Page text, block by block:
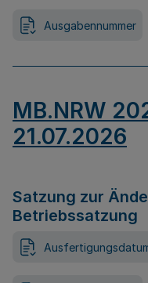
Ausgabennummer
MB.NRW
21.07.2026
Satzung zur
Betriebssatzung